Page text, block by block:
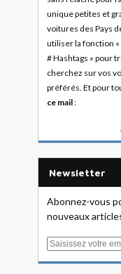
unique petites et
voitures des Pays
utiliser la fonction «
# Hashtags » pour
cherchez sur vos
préférés. Et pour
ce mail:
Newsletter
Abonnez-vous
nouveaux
E